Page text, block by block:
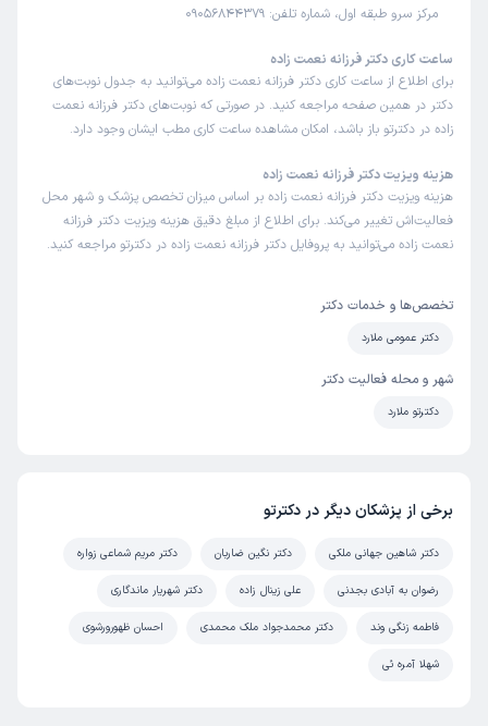
مرکز سرو طبقه اول، شماره تلفن: 09056844379
ساعت کاری دکتر فرزانه نعمت زاده
برای اطلاع از ساعت کاری دکتر فرزانه نعمت زاده می‌توانید به جدول نوبت‌های
دکتر در همین صفحه مراجعه کنید. در صورتی که نوبت‌های دکتر فرزانه نعمت
زاده در دکترتو باز باشد، امکان مشاهده ساعت کاری مطب ایشان وجود دارد.
هزینه ویزیت دکتر فرزانه نعمت زاده
هزینه ویزیت دکتر فرزانه نعمت زاده بر اساس میزان تخصص پزشک و شهر محل
فعالیت‌اش تغییر می‌کند. برای اطلاع از مبلغ دقیق هزینه ویزیت دکتر فرزانه
نعمت زاده می‌توانید به پروفایل دکتر فرزانه نعمت زاده در دکترتو مراجعه کنید.
تخصص‌ها و خدمات دکتر
دکتر عمومی ملارد
شهر و محله فعالیت دکتر
دکترتو ملارد
برخی از پزشکان دیگر در دکترتو
دکتر شاهین جهانی ملکی دکتر نگین ضاربان دکتر مریم شماعی زواره
رضوان به آبادی بجدنی علی زینال زاده دکتر شهریار ماندگاری
فاطمه زنگی وند دکتر محمدجواد ملک محمدی احسان ظهورورشوی
شهلا آمره ئی